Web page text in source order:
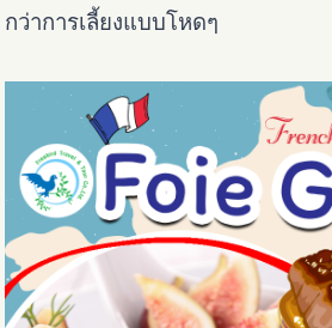
กว่าการเลี้ยงแบบโหดๆ